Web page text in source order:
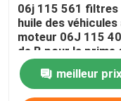
06j 115 561 filtres
huile des véhicules
moteur 06J 115
de B pour la prime
VW d'AUDI des
véhicules à moteur
meilleur prix